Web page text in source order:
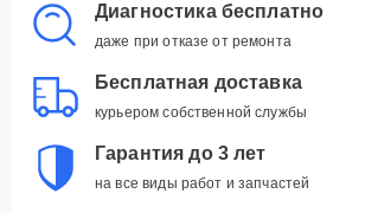
Диагностика бесплатно
даже при отказе от ремонта
Бесплатная доставка
курьером собственной службы
Гарантия до 3 лет
на все виды работ и запчастей